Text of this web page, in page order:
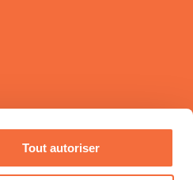
Tout autoriser